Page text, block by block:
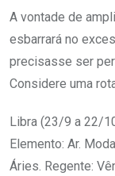
A vontade de
esbarrará no
precisasse ser
Considere uma
Libra (23/9 a 22/
Elemento: Ar.
Áries. Regente: